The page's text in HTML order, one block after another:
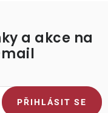
a akce na
PŘIHLÁSIT SE